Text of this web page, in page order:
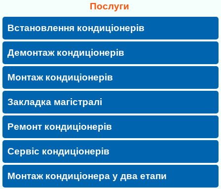
Послуги
Встановлення кондиціонерів
Демонтаж кондиціонерів
Монтаж кондиціонерів
Закладка магістралі
Ремонт кондиціонерів
Сервіс кондиціонерів
Монтаж кондиціонера у два етапи